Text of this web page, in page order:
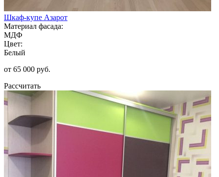
Шкаф-купе Азарот
Материал фасада:
МДФ
Цвет:
Белый
от 65 000 руб.
Рассчитать